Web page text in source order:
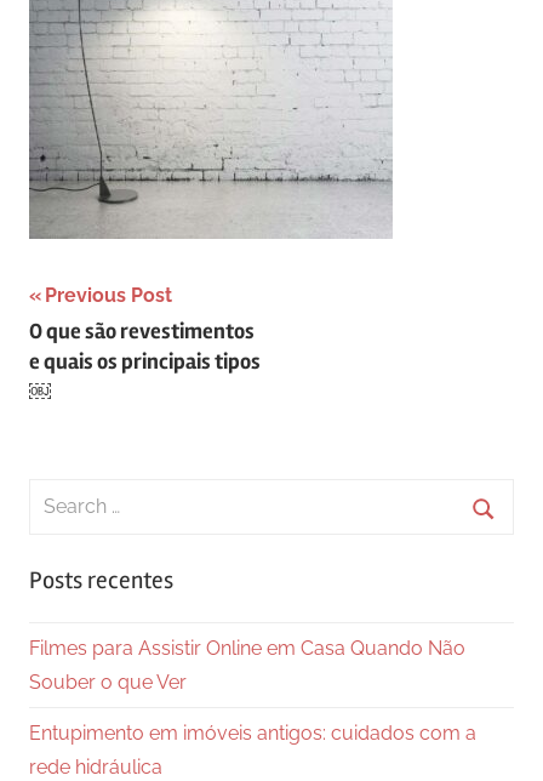
Navegação
de
Post
Previous Post
O que são revestimentos
e quais os principais tipos
￼
Search
Posts recentes
Filmes para Assistir Online em Casa Quando Não
Souber o que Ver
Entupimento em imóveis antigos: cuidados com a
rede hidráulica